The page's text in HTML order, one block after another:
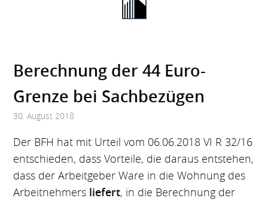
Berechnung der 44 Euro-
Grenze bei Sachbezügen
30. August 2018
Der BFH hat mit Urteil vom 06.06.2018 VI R 32/16
entschieden, dass Vorteile, die daraus entstehen,
dass der Arbeitgeber Ware in die Wohnung des
Arbeitnehmers liefert, in die Berechnung der